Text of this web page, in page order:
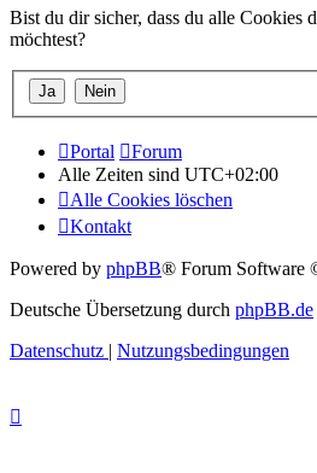
Bist du dir sicher, dass du alle Cookies
möchtest?
Portal
Forum
Alle Zeiten sind UTC+02:00
Alle Cookies löschen
Kontakt
Powered by phpBB® Forum Software
Deutsche Übersetzung durch phpBB.de
Datenschutz | Nutzungsbedingungen